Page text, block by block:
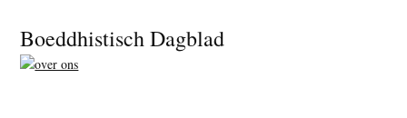
Footer
Boeddhistisch Dagblad